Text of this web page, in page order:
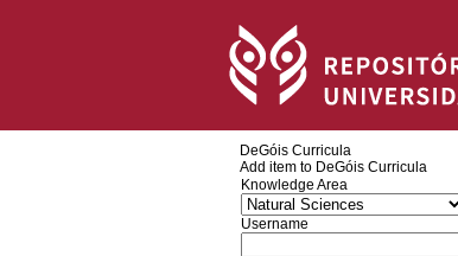
DeGóis Curricula
Add item to DeGóis Curricula
Knowledge Area
Username